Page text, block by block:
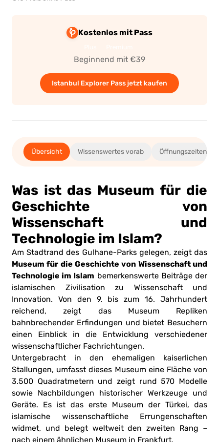
Kostenlos mit Pass
Beginnend mit €39
Istanbul Explorer Pass jetzt kaufen
Übersicht Wissenswertes vorab Öffnungszeiten &
Was ist das Museum für die
Geschichte von
Wissenschaft und
Technologie im Islam?
Am Stadtrand des Gulhane-Parks gelegen, zeigt das
Museum für die Geschichte von Wissenschaft und
Technologie im Islam bemerkenswerte Beiträge der
islamischen Zivilisation zu Wissenschaft und
Innovation. Von den 9. bis zum 16. Jahrhundert
reichend, zeigt das Museum Repliken
bahnbrechender Erfindungen und bietet Besuchern
einen Einblick in die Entwicklung verschiedener
wissenschaftlicher Fachrichtungen.
Untergebracht in den ehemaligen kaiserlichen
Stallungen, umfasst dieses Museum eine Fläche von
3.500 Quadratmetern und zeigt rund 570 Modelle
sowie Nachbildungen historischer Werkzeuge und
Geräte. Es ist das erste Museum der Türkei, das
islamische wissenschaftliche Errungenschaften
widmet, und belegt weltweit den zweiten Rang –
nach einem ähnlichen Museum in Frankfurt.